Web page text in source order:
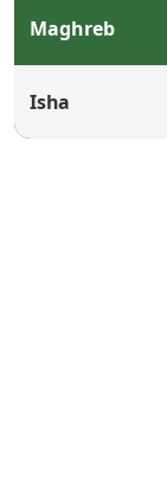
Maghreb
Isha